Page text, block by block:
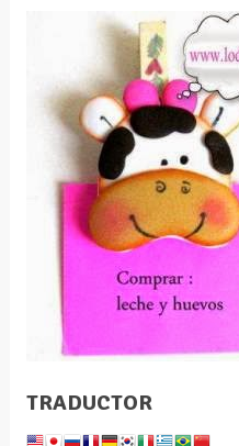
TRADUCTOR